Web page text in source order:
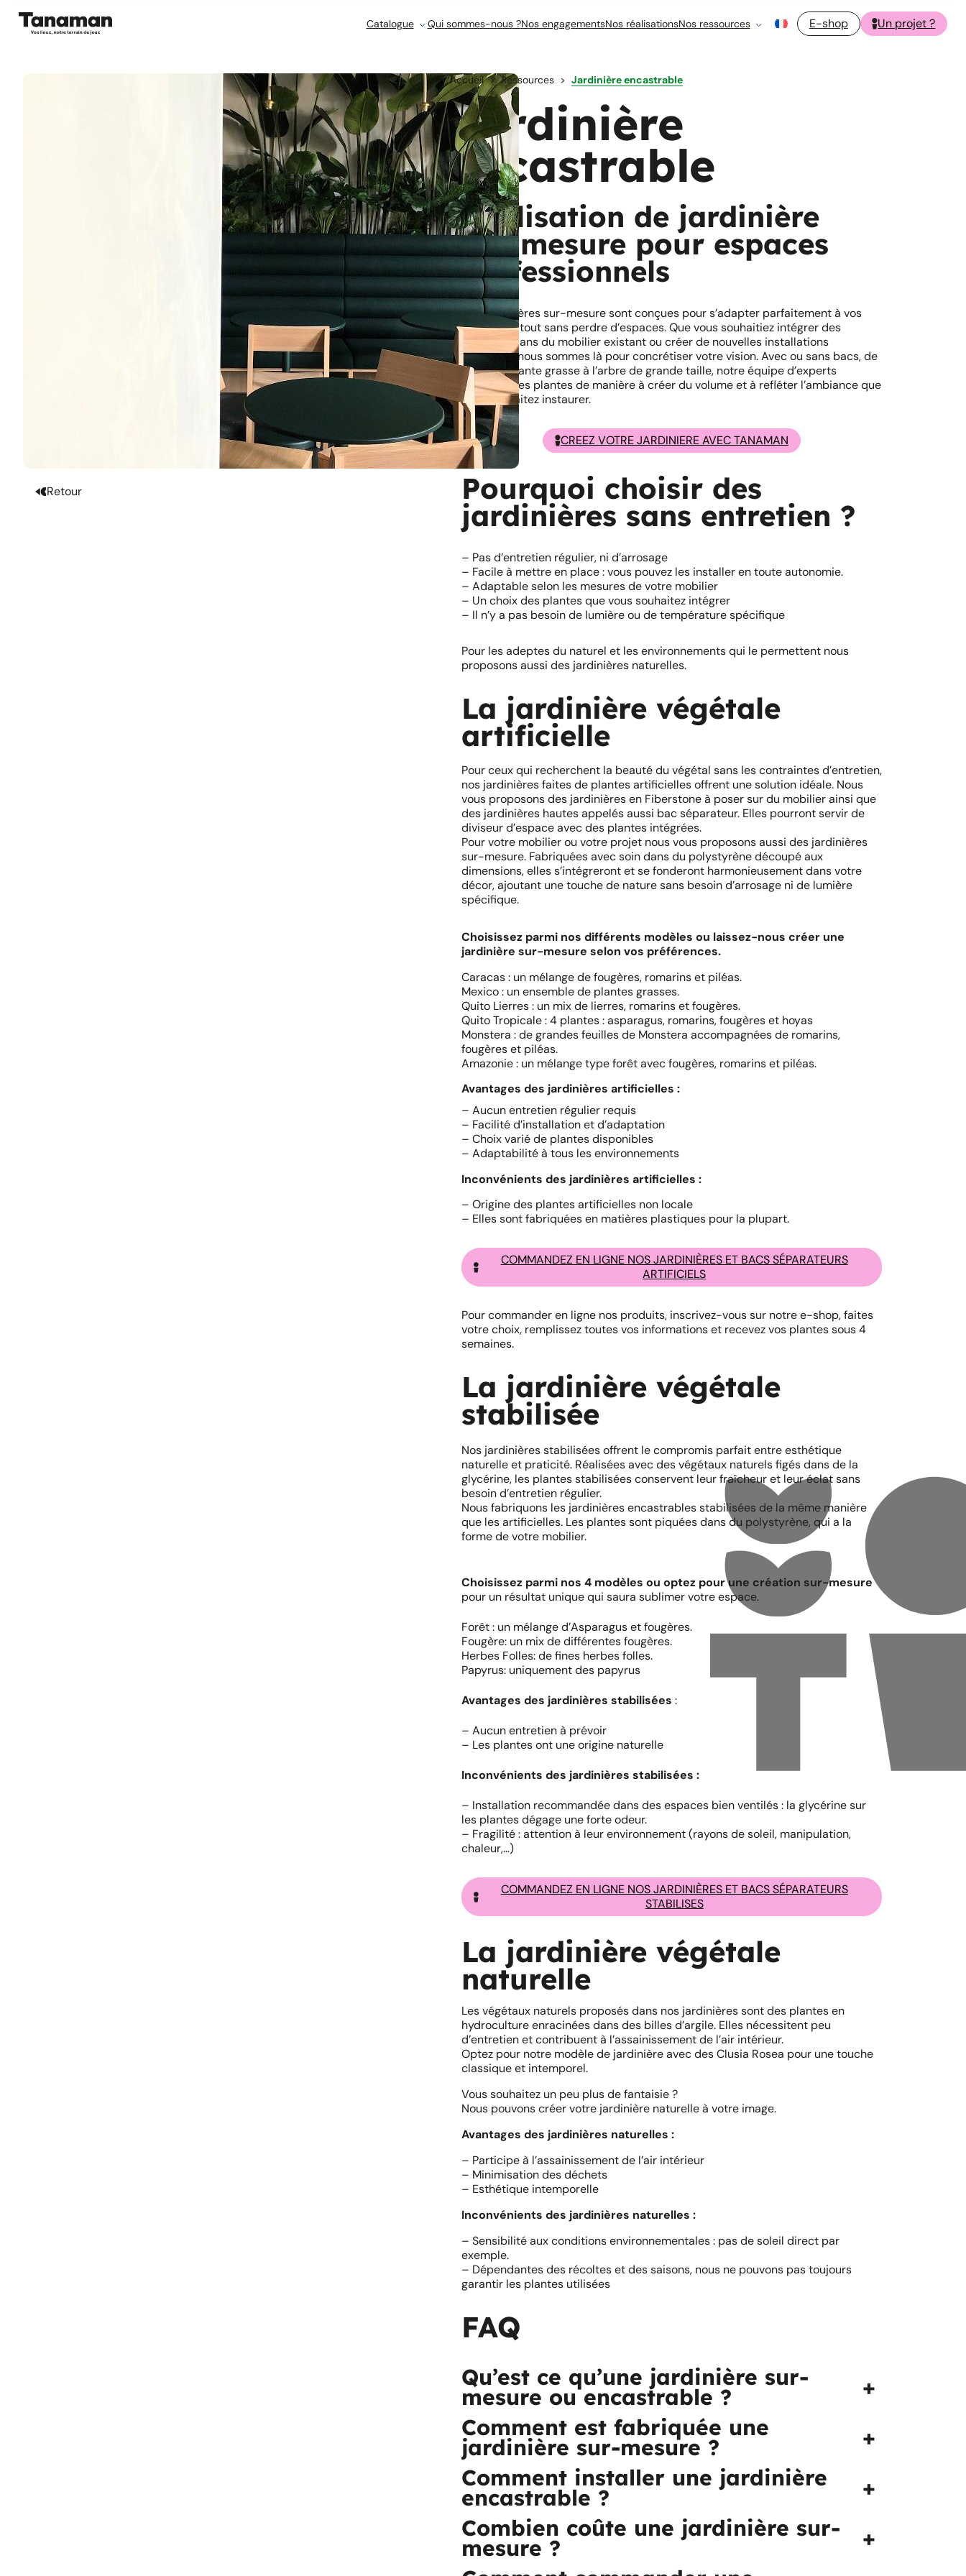
Catalogue Qui sommes-nous ?Nos engagementsNos réalisationsNos ressources E-shop Un projet ?
Retour
Accueil Ressources Jardinière encastrable
Jardinière
encastrable
Réalisation de jardinière
sur-mesure pour espaces
professionnels
Nos jardinières sur-mesure sont conçues pour s’adapter parfaitement à vos
besoins, le tout sans perdre d’espaces. Que vous souhaitiez intégrer des
végétaux dans du mobilier existant ou créer de nouvelles installations
végétales, nous sommes là pour concrétiser votre vision. Avec ou sans bacs, de
la petite plante grasse à l’arbre de grande taille, notre équipe d’experts
assemble les plantes de manière à créer du volume et à refléter l’ambiance que
vous souhaitez instaurer.
CREEZ VOTRE JARDINIERE AVEC TANAMAN
Pourquoi choisir des
jardinières sans entretien ?
– Pas d’entretien régulier, ni d’arrosage
– Facile à mettre en place : vous pouvez les installer en toute autonomie.
– Adaptable selon les mesures de votre mobilier
– Un choix des plantes que vous souhaitez intégrer
– Il n’y a pas besoin de lumière ou de température spécifique
Pour les adeptes du naturel et les environnements qui le permettent nous
proposons aussi des jardinières naturelles.
La jardinière végétale
artificielle
Pour ceux qui recherchent la beauté du végétal sans les contraintes d’entretien,
nos jardinières faites de plantes artificielles offrent une solution idéale. Nous
vous proposons des jardinières en Fiberstone à poser sur du mobilier ainsi que
des jardinières hautes appelés aussi bac séparateur. Elles pourront servir de
diviseur d’espace avec des plantes intégrées.
Pour votre mobilier ou votre projet nous vous proposons aussi des jardinières
sur-mesure. Fabriquées avec soin dans du polystyrène découpé aux
dimensions, elles s’intégreront et se fonderont harmonieusement dans votre
décor, ajoutant une touche de nature sans besoin d’arrosage ni de lumière
spécifique.
Choisissez parmi nos différents modèles ou laissez-nous créer une
jardinière sur-mesure selon vos préférences.
Caracas : un mélange de fougères, romarins et piléas.
Mexico : un ensemble de plantes grasses.
Quito Lierres : un mix de lierres, romarins et fougères.
Quito Tropicale : 4 plantes : asparagus, romarins, fougères et hoyas
Monstera : de grandes feuilles de Monstera accompagnées de romarins,
fougères et piléas.
Amazonie : un mélange type forêt avec fougères, romarins et piléas.
Avantages des jardinières artificielles :
– Aucun entretien régulier requis
– Facilité d’installation et d’adaptation
– Choix varié de plantes disponibles
– Adaptabilité à tous les environnements
Inconvénients des jardinières artificielles :
– Origine des plantes artificielles non locale
– Elles sont fabriquées en matières plastiques pour la plupart.
COMMANDEZ EN LIGNE NOS JARDINIÈRES ET BACS SÉPARATEURS
ARTIFICIELS
Pour commander en ligne nos produits, inscrivez-vous sur notre e-shop, faites
votre choix, remplissez toutes vos informations et recevez vos plantes sous 4
semaines.
La jardinière végétale
stabilisée
Nos jardinières stabilisées offrent le compromis parfait entre esthétique
naturelle et praticité. Réalisées avec des végétaux naturels figés dans de la
glycérine, les plantes stabilisées conservent leur fraîcheur et leur éclat sans
besoin d’entretien régulier.
Nous fabriquons les jardinières encastrables stabilisées de la même manière
que les artificielles. Les plantes sont piquées dans du polystyrène, qui a la
forme de votre mobilier.
Choisissez parmi nos 4 modèles ou optez pour une création sur-mesure
pour un résultat unique qui saura sublimer votre espace.
Forêt : un mélange d’Asparagus et fougères.
Fougère: un mix de différentes fougères.
Herbes Folles: de fines herbes folles.
Papyrus: uniquement des papyrus
Avantages des jardinières stabilisées :
– Aucun entretien à prévoir
– Les plantes ont une origine naturelle
Inconvénients des jardinières stabilisées :
– Installation recommandée dans des espaces bien ventilés : la glycérine sur
les plantes dégage une forte odeur.
– Fragilité : attention à leur environnement (rayons de soleil, manipulation,
chaleur,…)
COMMANDEZ EN LIGNE NOS JARDINIÈRES ET BACS SÉPARATEURS
STABILISES
La jardinière végétale
naturelle
Les végétaux naturels proposés dans nos jardinières sont des plantes en
hydroculture enracinées dans des billes d’argile. Elles nécessitent peu
d’entretien et contribuent à l’assainissement de l’air intérieur.
Optez pour notre modèle de jardinière avec des Clusia Rosea pour une touche
classique et intemporel.
Vous souhaitez un peu plus de fantaisie ?
Nous pouvons créer votre jardinière naturelle à votre image.
Avantages des jardinières naturelles :
– Participe à l’assainissement de l’air intérieur
– Minimisation des déchets
– Esthétique intemporelle
Inconvénients des jardinières naturelles :
– Sensibilité aux conditions environnementales : pas de soleil direct par
exemple.
– Dépendantes des récoltes et des saisons, nous ne pouvons pas toujours
garantir les plantes utilisées
FAQ
Qu’est ce qu’une jardinière sur-
mesure ou encastrable ?
+
Comment est fabriquée une
jardinière sur-mesure ?
+
Comment installer une jardinière
encastrable ?
+
Combien coûte une jardinière sur-
mesure ?
+